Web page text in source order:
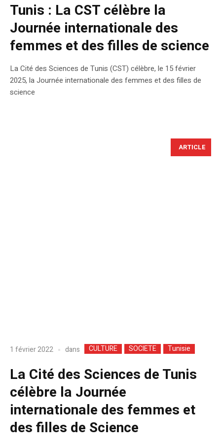
Tunis : La CST célèbre la
Journée internationale des
femmes et des filles de science
La Cité des Sciences de Tunis (CST) célèbre, le 15 février
2025, la Journée internationale des femmes et des filles de
science
ARTICLE
1 février 2022 dans CULTURE SOCIETE Tunisie
La Cité des Sciences de Tunis
célèbre la Journée
internationale des femmes et
des filles de Science